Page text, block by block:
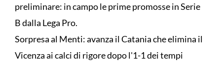
preliminare: in campo le prime promosse in Serie
B dalla Lega Pro.
Sorpresa al Menti: avanza il Catania che elimina il
Vicenza ai calci di rigore dopo l'1-1 dei tempi